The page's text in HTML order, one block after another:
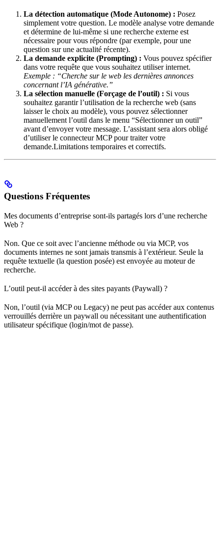
La détection automatique (Mode Autonome) : Posez
simplement votre question. Le modèle analyse votre demande
et détermine de lui-même si une recherche externe est
nécessaire pour vous répondre (par exemple, pour une
question sur une actualité récente).
La demande explicite (Prompting) : Vous pouvez spécifier
dans votre requête que vous souhaitez utiliser internet.
Exemple : “Cherche sur le web les dernières annonces
concernant l’IA générative.”
La sélection manuelle (Forçage de l’outil) : Si vous
souhaitez garantir l’utilisation de la recherche web (sans
laisser le choix au modèle), vous pouvez sélectionner
manuellement l’outil dans le menu “Sélectionner un outil”
avant d’envoyer votre message. L’assistant sera alors obligé
d’utiliser le connecteur MCP pour traiter votre
demande.Limitations temporaires et correctifs.
Questions Fréquentes
Mes documents d’entreprise sont-ils partagés lors d’une recherche
Web ?
Non. Que ce soit avec l’ancienne méthode ou via MCP, vos
documents internes ne sont jamais transmis à l’extérieur. Seule la
requête textuelle (la question posée) est envoyée au moteur de
recherche.
L’outil peut-il accéder à des sites payants (Paywall) ?
Non, l’outil (via MCP ou Legacy) ne peut pas accéder aux contenus
verrouillés derrière un paywall ou nécessitant une authentification
utilisateur spécifique (login/mot de passe).